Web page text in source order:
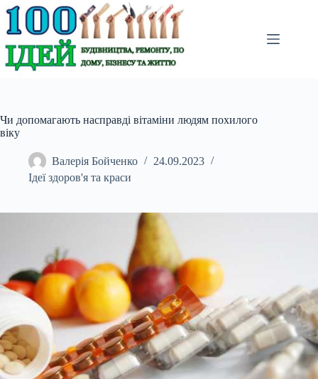
Перейти
до
вмісту
Чи допомагають насправді вітаміни людям похилого
віку
Валерія Бойченко
24.09.2023
Ідеї здоров'я та краси